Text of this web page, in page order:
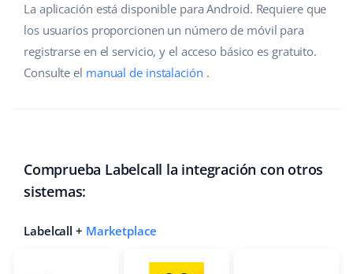
La aplicación está disponible para Android. Requiere que
los usuarios proporcionen un número de móvil para
registrarse en el servicio, y el acceso básico es gratuito.
Consulte el manual de instalación .
Comprueba Labelcall la integración con otros
sistemas:
Labelcall + Marketplace